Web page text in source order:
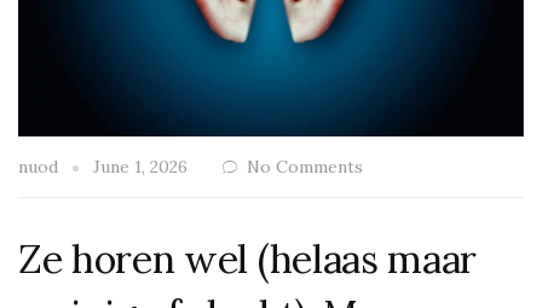
nuod June 1, 2026 No Comments
Ze horen wel (helaas maar